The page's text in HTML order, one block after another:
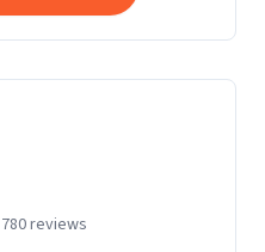
780 reviews